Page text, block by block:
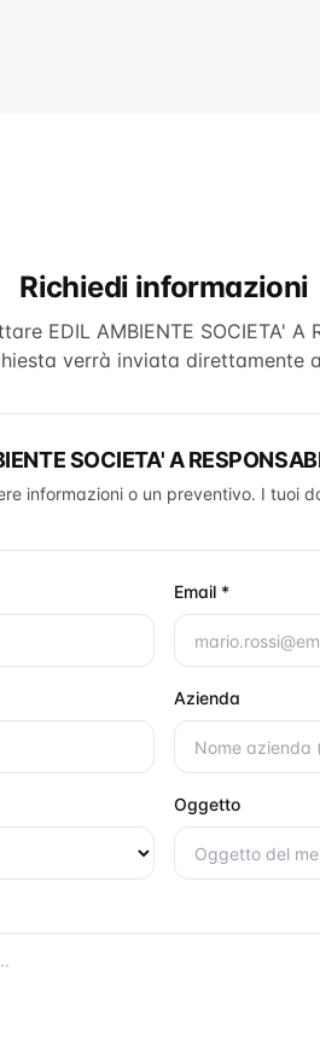
Richiedi informazioni
EDIL AMBIENTE SOCIETA' A
verrà inviata direttamente
SOCIETA' A
informazioni o un preventivo. I tuoi
Email *
Azienda
Oggetto